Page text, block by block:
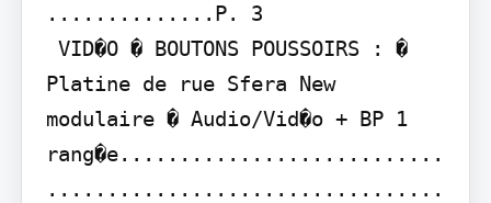
..............P. 3
Platine de rue Sfera New
modulaire � Audio/Vid�o + BP 1
rang�e...........................
.................................